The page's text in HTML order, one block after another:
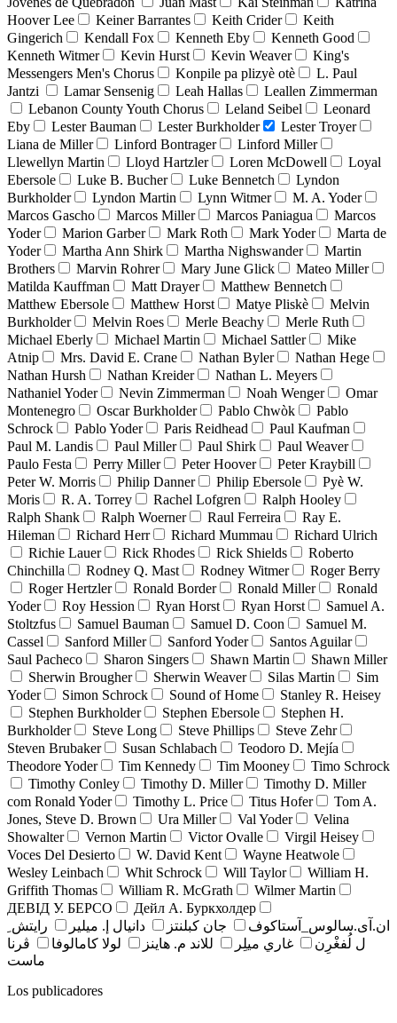
Hoover Lee
Keiner Barrantes Keith Crider
Keith
Gingerich
Kendall Fox Kenneth Eby
Kenneth Good
Kenneth Witmer
Kevin Hurst Kevin Weaver
King's
Messengers Men's Chorus
Konpile pa plizyè otè
L. Paul
Jantzi
Lamar Sensenig Leah Hallas
Leallen Zimmerman
Lebanon County Youth Chorus
Leland Seibel
Leonard
Eby
Lester Bauman Lester Burkholder
Lester Troyer
Liana de Miller
Linford Bontrager
Linford Miller
Llewellyn Martin
Lloyd Hartzler Loren McDowell
Loyal
Ebersole
Luke B. Bucher Luke Bennetch
Lyndon
Burkholder
Lyndon Martin Lynn Witmer
M. A. Yoder
Marcos Gascho
Marcos Miller Marcos Paniagua
Marcos
Yoder
Marion Garber Mark Roth Mark Yoder
Marta de
Yoder
Martha Ann Shirk Martha Nighswander
Martin
Brothers
Marvin Rohrer Mary June Glick
Mateo Miller
Matilda Kauffman
Matt Drayer
Matthew Bennetch
Matthew Ebersole
Matthew Horst Matye Pliskè
Melvin
Burkholder
Melvin Roes Merle Beachy
Merle Ruth
Michael Eberly
Michael Martin Michael Sattler
Mike
Atnip
Mrs. David E. Crane Nathan Byler
Nathan Hege
Nathan Hursh
Nathan Kreider
Nathan L. Meyers
Nathaniel Yoder
Nevin Zimmerman Noah Wenger
Omar
Montenegro
Oscar Burkholder Pablo Chwòk
Pablo
Schrock
Pablo Yoder Paris Reidhead
Paul Kaufman
Paul M. Landis
Paul Miller Paul Shirk
Paul Weaver
Paulo Festa
Perry Miller Peter Hoover
Peter Kraybill
Peter W. Morris
Philip Danner Philip Ebersole
Pyè W.
Moris
R. A. Torrey Rachel Lofgren
Ralph Hooley
Ralph Shank
Ralph Woerner Raul Ferreira
Ray E.
Hileman
Richard Herr Richard Mummau
Richard Ulrich
Richie Lauer
Rick Rhodes Rick Shields
Roberto
Chinchilla
Rodney Q. Mast Rodney Witmer
Roger Berry
Roger Hertzler
Ronald Border Ronald Miller
Ronald
Yoder
Roy Hession Ryan Horst Ryan Horst
Samuel A.
Stoltzfus
Samuel Bauman Samuel D. Coon
Samuel M.
Cassel
Sanford Miller Sanford Yoder
Santos Aguilar
Saul Pacheco
Sharon Singers Shawn Martin
Shawn Miller
Sherwin Brougher
Sherwin Weaver Silas Martin
Sim
Yoder
Simon Schrock Sound of Home
Stanley R. Heisey
Stephen Burkholder
Stephen Ebersole
Stephen H.
Burkholder
Steve Long Steve Phillips
Steve Zehr
Steven Brubaker
Susan Schlabach
Teodoro D. Mejía
Theodore Yoder
Tim Kennedy Tim Mooney
Timo Schrock
Timothy Conley
Timothy D. Miller
Timothy D. Miller
com Ronald Yoder
Timothy L. Price Titus Hofer
Tom A.
Jones, Steve D. Brown
Ura Miller Val Yoder
Velina
Showalter
Vernon Martin Victor Ovalle
Virgil Heisey
Voces Del Desierto
W. David Kent
Wayne Heatwole
Wesley Leinbach
Whit Schrock Will Taylor
William H.
Griffith Thomas
William R. McGrath
Wilmer Martin
ДЕВІД У. БЕРСО
Дейл А. Буркхолдер
ان.آی.سالوس_آستاکوف
جان کبلنتز دانيال إ. ميلير
رايتش ِ
ل لُفغْرِن
غاري ميلِر للاند م. هاينز لولا كامالوفا
ڤرنا
ماست
Los publicadores